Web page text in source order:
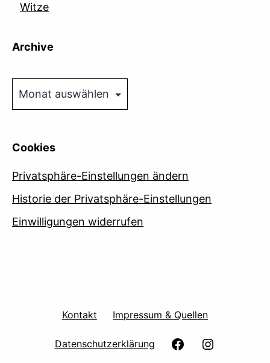
Witze
Archive
Cookies
Privatsphäre-Einstellungen ändern
Historie der Privatsphäre-Einstellungen
Einwilligungen widerrufen
Kontakt Impressum & Quellen
Datenschutzerklärung facebook